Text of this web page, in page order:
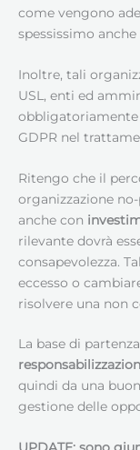
come vengono
spessissimo anche
Inoltre, tali
USL, enti ed
GDPR nel
Ritengo che il
organizzazione
anche con
rilevante dovrà
consapevolezza.
eccesso o
risolvere una non
La base di
quindi da una
gestione delle